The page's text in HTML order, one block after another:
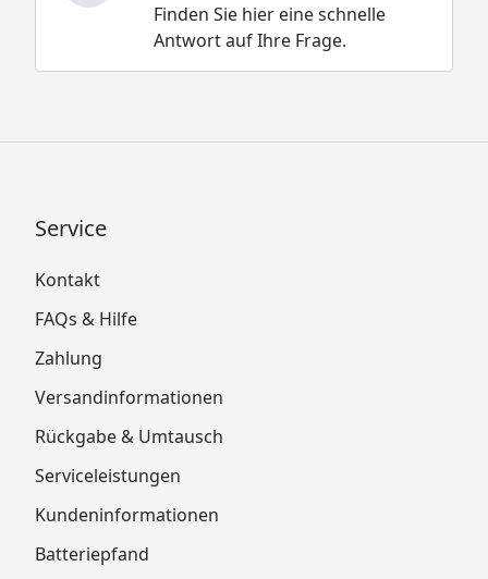
Finden Sie hier eine schnelle
Antwort auf Ihre Frage.
Service
Kontakt
FAQs & Hilfe
Zahlung
Versandinformationen
Rückgabe & Umtausch
Serviceleistungen
Kundeninformationen
Batteriepfand